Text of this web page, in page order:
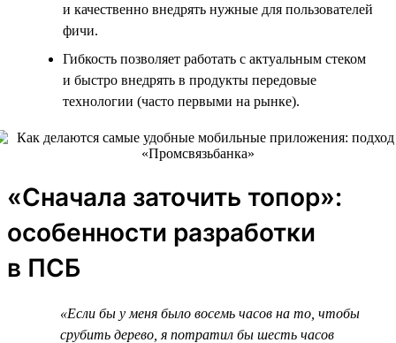
и качественно внедрять нужные для пользователей
фичи.
Гибкость позволяет работать с актуальным стеком
и быстро внедрять в продукты передовые
технологии (часто первыми на рынке).
«Сначала заточить топор»:
особенности разработки
в ПСБ
«Если бы у меня было восемь часов на то, чтобы
срубить дерево, я потратил бы шесть часов